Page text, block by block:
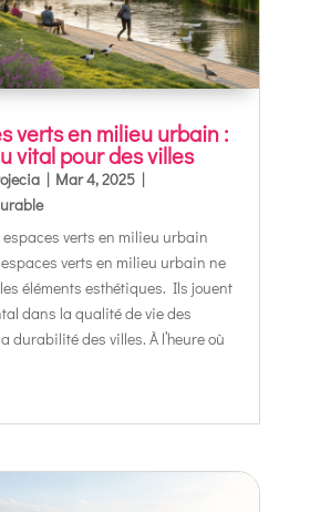
verts en milieu urbain :
vital pour des villes
| Mar 4, 2025|
verts en milieu urbain
verts en milieu urbain ne
éléments esthétiques. Ils jouent
dans la qualité de vie des
durabilité des villes. À l’heure où